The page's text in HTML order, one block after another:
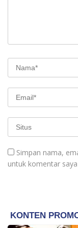
Simpan nama,
untuk komentar